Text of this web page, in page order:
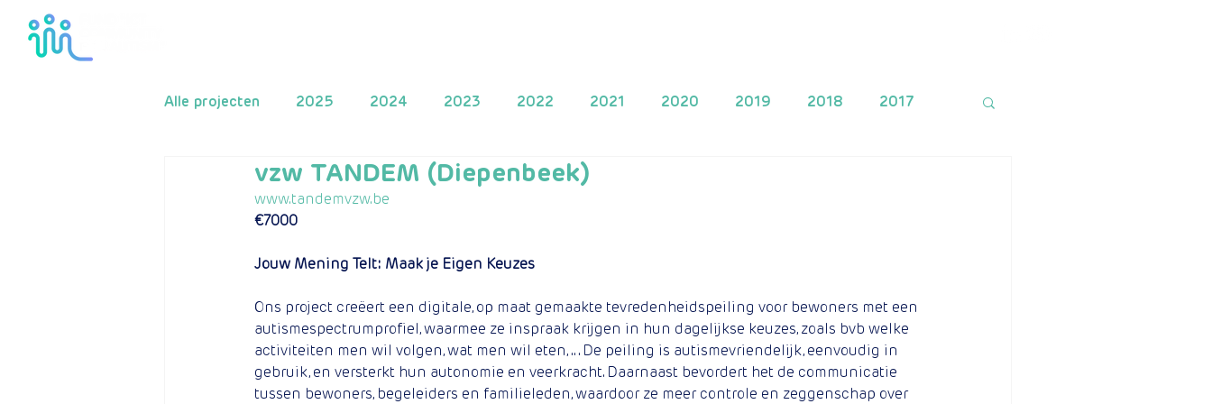
Alle projecten 2025 2024 2023 2022 2021 2020 2019 2018 2017
2015 2014 2013 2010 2009
vzw TANDEM (Diepenbeek)
www.tandemvzw.be
€7000
Jouw Mening Telt: Maak je Eigen Keuzes
Ons project creëert een digitale, op maat gemaakte tevredenheidspeiling voor bewoners met een
autismespectrumprofiel, waarmee ze inspraak krijgen in hun dagelijkse keuzes, zoals bvb welke
activiteiten men wil volgen, wat men wil eten, .. . De peiling is autismevriendelijk, eenvoudig in
gebruik, en versterkt hun autonomie en veerkracht. Daarnaast bevordert het de communicatie
tussen bewoners, begeleiders en familieleden, waardoor ze meer controle en zeggenschap over